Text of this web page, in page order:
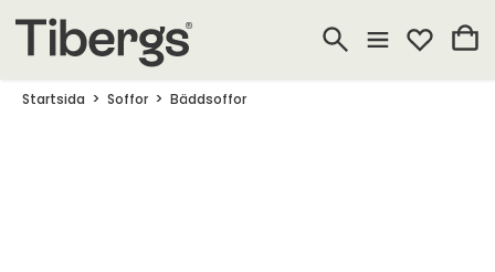
Startsida Soffor Bäddsoffor